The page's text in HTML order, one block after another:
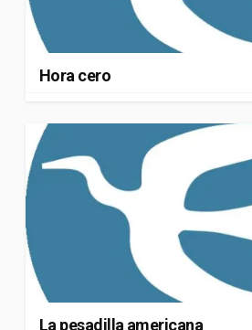
Hora cero
La pesadilla americana